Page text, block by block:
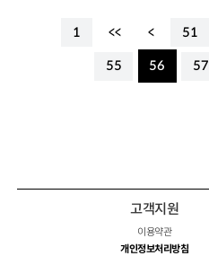
1 << < 51
55 56 57
고객지원
이용약관
개인정보처리방침